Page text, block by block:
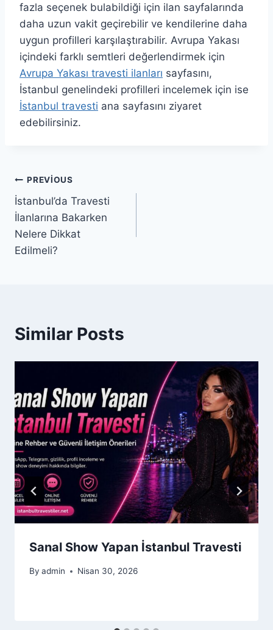
fazla seçenek bulabildiği için ilan sayfalarında
daha uzun vakit geçirebilir ve kendilerine daha
uygun profilleri karşılaştırabilir. Avrupa Yakası
içindeki farklı semtleri değerlendirmek için
Avrupa Yakası travesti ilanları sayfasını,
İstanbul genelindeki profilleri incelemek için ise
İstanbul travesti ana sayfasını ziyaret
edebilirsiniz.
Yazı
gezinmesi
PREVIOUS
İstanbul’da Travesti
İlanlarına Bakarken
Nelere Dikkat
Edilmeli?
Similar Posts
Sanal Show Yapan İstanbul Travesti
By admin Nisan 30, 2026